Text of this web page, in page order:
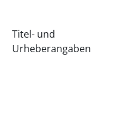
Titel- und
Urheberangaben